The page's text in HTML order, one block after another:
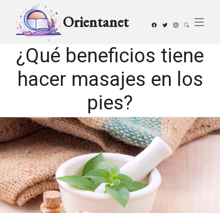
Orientanet
¿Qué beneficios tiene
hacer masajes en los
pies?